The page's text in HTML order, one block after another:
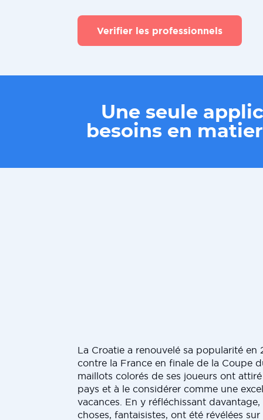
Verifier les professionnels
Une seule
besoins en
La Croatie a renouvelé sa popularité en
contre la France en finale de la Coupe
maillots colorés de ses joueurs ont
pays et à le considérer comme une
vacances. En y réfléchissant
choses, fantaisistes, ont été révélées sur